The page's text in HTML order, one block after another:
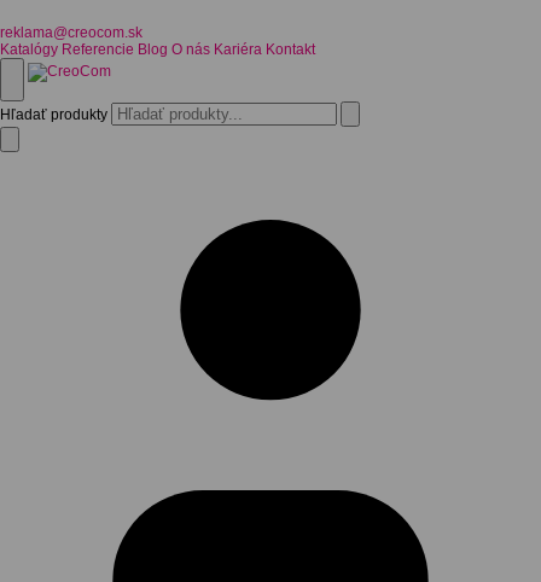
reklama@creocom.sk
Katalógy Referencie Blog O nás Kariéra Kontakt
Hľadať produkty